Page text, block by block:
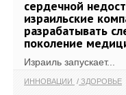
сердечной
израильские
разрабатывать
поколение
Израиль запускает...
ИННОВАЦИИ ЗДОРОВЬЕ